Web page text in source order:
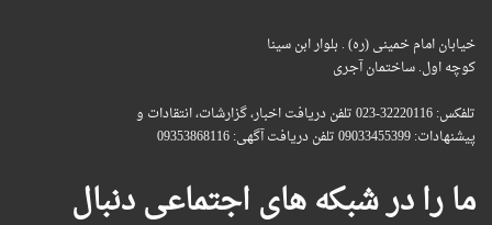
خیابان امام خمینی (ره) . بلوار ابن سینا
کوچه اول. ساختمان آجری
تلفکس: 32220116-023 تلفن دریافت اخبار، گزارشات، انتقادات و
پیشنهادات: 09033455399 تلفن دریافت آگهی: 09353868116
ما را در شبکه های اجتماعی دنبال